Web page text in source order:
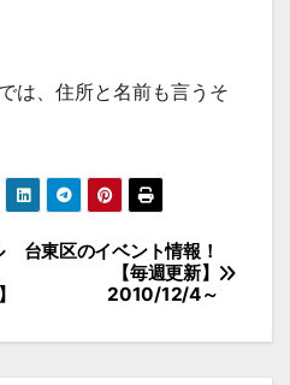
は、住所と名前も言うそ
台東区のイベント情報！
【毎週更新】
2010/12/4～